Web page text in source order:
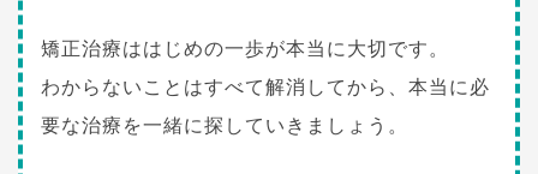
矯正治療ははじめの一歩が本当に大切です。
わからないことはすべて解消してから、本当に必
要な治療を一緒に探していきましょう。